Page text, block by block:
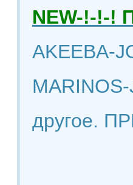
NEW-!-
AKEEBA-
другое.